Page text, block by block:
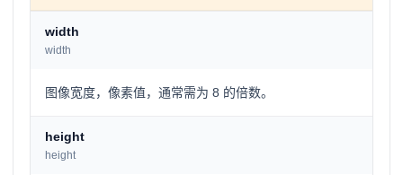
width
width
图像宽度，像素值，通常需为 8 的倍数。
height
height